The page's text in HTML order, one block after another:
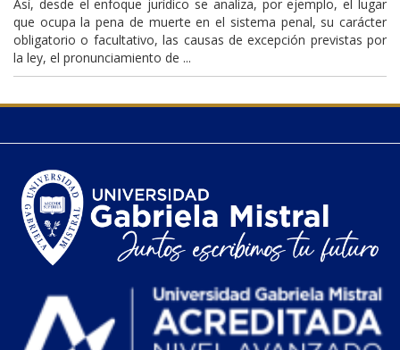
Así, desde el enfoque jurídico se analiza, por ejemplo, el lugar
que ocupa la pena de muerte en el sistema penal, su carácter
obligatorio o facultativo, las causas de excepción previstas por
la ley, el pronunciamiento de ...